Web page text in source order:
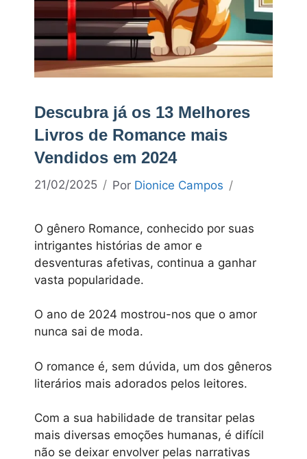
Descubra já os 13 Melhores
Livros de Romance mais
Vendidos em 2024
21/02/2025 Por Dionice Campos
O gênero Romance, conhecido por suas
intrigantes histórias de amor e
desventuras afetivas, continua a ganhar
vasta popularidade.
O ano de 2024 mostrou-nos que o amor
nunca sai de moda.
O romance é, sem dúvida, um dos gêneros
literários mais adorados pelos leitores.
Com a sua habilidade de transitar pelas
mais diversas emoções humanas, é difícil
não se deixar envolver pelas narrativas